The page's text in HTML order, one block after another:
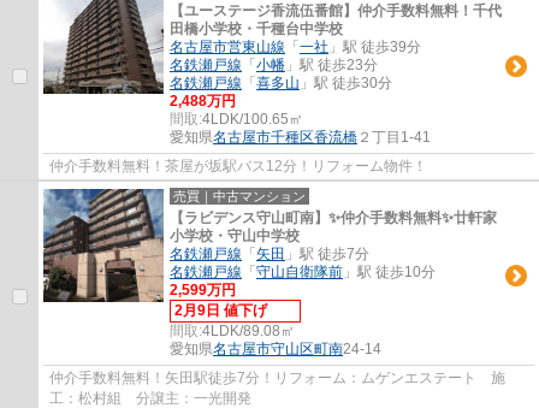
【ユーステージ香流伍番館】仲介手数料無料！千代
田橋小学校・千種台中学校
名古屋市営東山線 「 一社 」駅 徒歩39分
名鉄瀬戸線 「 小幡 」駅 徒歩23分
名鉄瀬戸線 「 喜多山 」駅 徒歩30分
2,488万円
間取:4LDK/100.65㎡
愛知県名古屋市千種区香流橋 ２丁目1-41
仲介手数料無料！茶屋が坂駅バス12分！リフォーム物件！
売買｜中古マンション
【ラビデンス守山町南】✨️仲介手数料無料✨️廿軒家
小学校・守山中学校
名鉄瀬戸線 「 矢田 」駅 徒歩7分
名鉄瀬戸線 「 守山自衛隊前 」駅 徒歩10分
2,599万円
2月9日 値下げ
間取:4LDK/89.08㎡
愛知県名古屋市守山区町南24-14
仲介手数料無料！矢田駅徒歩7分！リフォーム：ムゲンエステート 施
工：松村組 分譲主：一光開発